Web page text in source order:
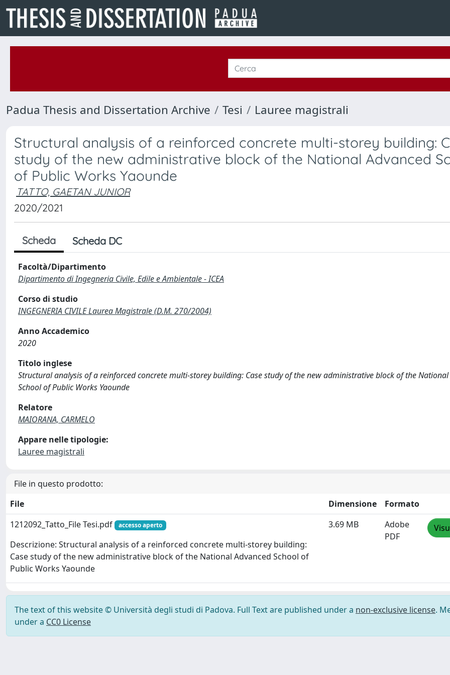
Padua Thesis and Dissertation Archive Tesi Lauree magistrali
Structural analysis of a reinforced concrete multi-storey building:
study of the new administrative block of the National Advanced
of Public Works Yaounde
TATTO, GAETAN JUNIOR
2020/2021
Scheda Scheda DC
Facoltà/Dipartimento
Dipartimento di Ingegneria Civile, Edile e Ambientale - ICEA
Corso di studio
INGEGNERIA CIVILE Laurea Magistrale (D.M. 270/2004)
Anno Accademico
2020
Titolo inglese
Structural analysis of a reinforced concrete multi-storey building: Case study of the new administrative block of the National
School of Public Works Yaounde
Relatore
MAIORANA, CARMELO
Appare nelle tipologie:
Lauree magistrali
File in questo prodotto:
File
Dimensione
Formato
1212092_Tatto_File Tesi.pdf
accesso aperto
Descrizione: Structural analysis of a reinforced concrete multi-storey building:
Case study of the new administrative block of the National Advanced School of
Public Works Yaounde
3.69 MB
Adobe
PDF
The text of this website © Università degli studi di Padova. Full Text are published under a non-exclusive license.
under a CC0 License